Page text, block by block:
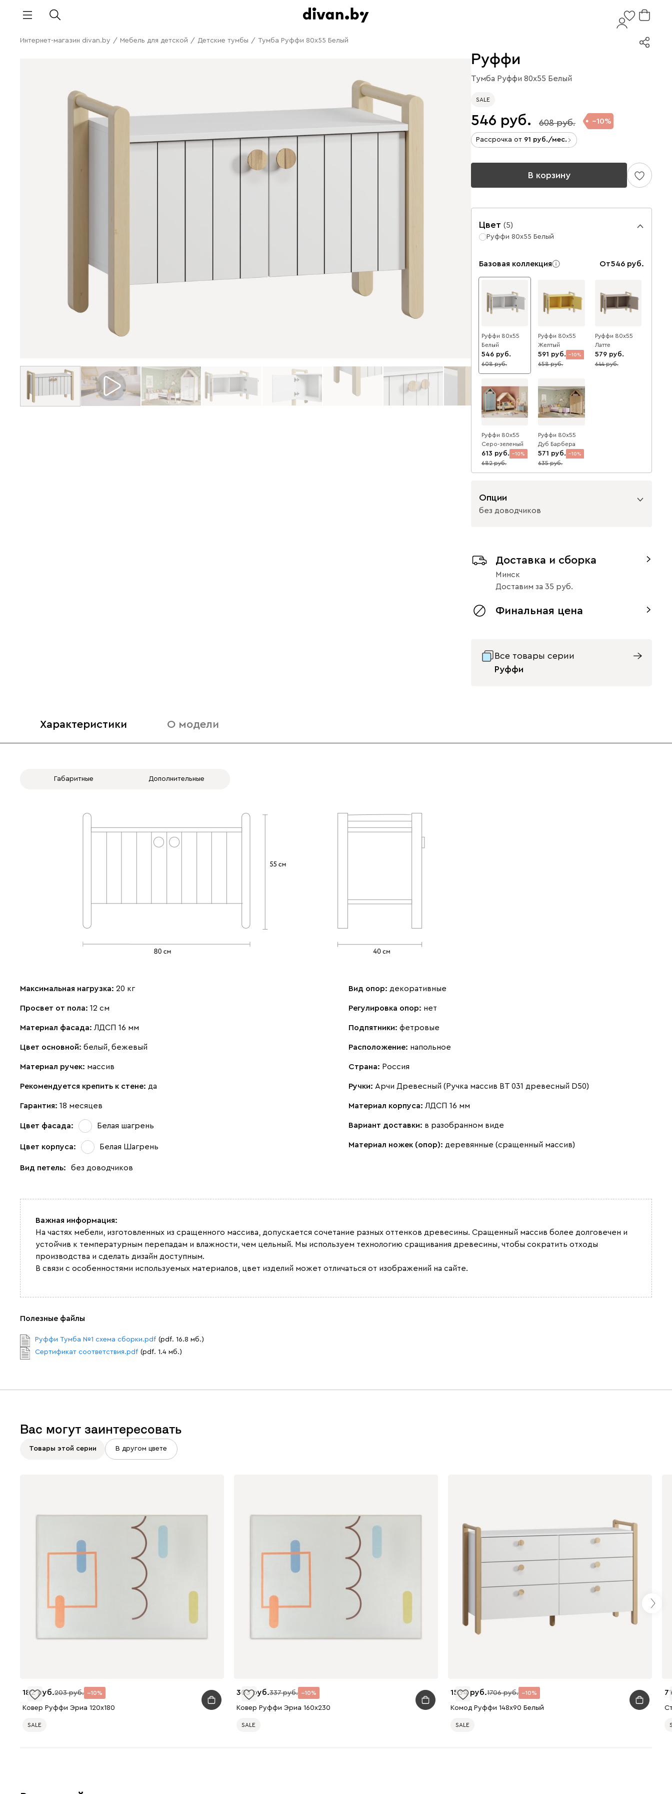
Интернет-магазин divan.by / Мебель для детской / Детские тумбы / Тумба Руффи 80x55 Белый
Руффи
Тумба Руффи 80x55 Белый
SALE
546 608 10
Рассрочка от 91 /мес.
В корзину
Цвет (5)
Руффи 80x55 Белый
Базовая коллекция От546
Руффи 80x55
Белый
546
10
608
Руффи 80x55
Желтый
591 10
658
Руффи 80x55
Латте
579
10
644
Руффи 80x55
Серо-зеленый
613 10
682
Руффи 80x55
Дуб Барбера
571 10
635
Опции
без доводчиков
с доводчиками без доводчиков
Доставка и сборка
Минск
Доставим за 35
Финальная цена
Все товары серии
Руффи
Характеристики О модели
Габаритные Дополнительные
Максимальная нагрузка: 20 кг
Просвет от пола: 12 см
Материал фасада: ЛДСП 16 мм
Цвет основной: белый, бежевый
Материал ручек: массив
Рекомендуется крепить к стене: да
Гарантия: 18 месяцев
Цвет фасада: Белая шагрень
Цвет корпуса: Белая Шагрень
Вид петель: без доводчиков
Вид опор: декоративные
Регулировка опор: нет
Подпятники: фетровые
Расположение: напольное
Страна: Россия
Ручки: Арчи Древесный (Ручка массив ВТ 031 древесный D50)
Материал корпуса: ЛДСП 16 мм
Вариант доставки: в разобранном виде
Материал ножек (опор): деревянные (сращенный массив)
Важная информация:
На частях мебели, изготовленных из сращенного массива, допускается сочетание разных оттенков древесины. Сращенный массив более долговечен и
устойчив к температурным перепадам и влажности, чем цельный. Мы используем технологию сращивания древесины, чтобы сократить отходы
производства и сделать дизайн доступным.
В связи с особенностями используемых материалов, цвет изделий может отличаться от изображений на сайте.
Полезные файлы
Руффи Тумба №1 схема сборки.pdf (pdf. 16.8 мб.)
Сертификат соответствия.pdf (pdf. 1.4 мб.)
Вас могут заинтересовать
Товары этой серии В другом цвете
182 203 10
Ковер Руффи Эриа 120x180
SALE
303 337 10
Ковер Руффи Эриа 160x230
SALE
1534 1706 10
Комод Руффи 148x90 Белый
SALE